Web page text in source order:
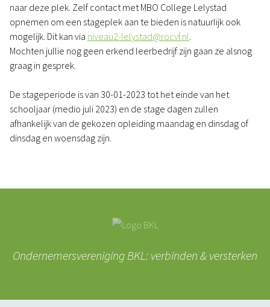
naar deze plek. Zelf contact met MBO College Lelystad
opnemen om een stageplek aan te bieden is natuurlijk ook
mogelijk. Dit kan via niveau2-lelystad@rocvf.nl.
Mochten jullie nog geen erkend leerbedrijf zijn gaan ze alsnog
graag in gesprek.
De stageperiode is van 30-01-2023 tot het einde van het
schooljaar (medio juli 2023) en de stage dagen zullen
afhankelijk van de gekozen opleiding maandag en dinsdag of
dinsdag en woensdag zijn.
Ondernemersvereniging BKL: verbinden & versterken